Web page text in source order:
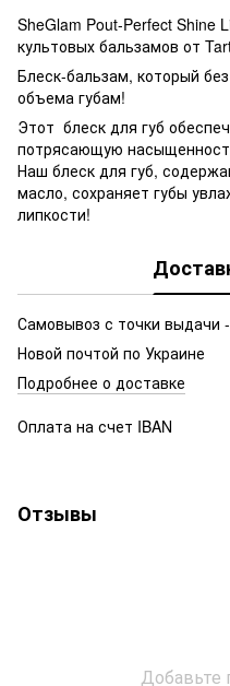
SheGlam Pout-Perfect Shine
культовых бальзамов от
Блеск-бальзам, который
объема губам!
Этот блеск для губ
потрясающую
Наш блеск для губ,
масло, сохраняет губы
липкости!
Самовывоз с точки выдачи
Новой почтой по Украине
Подробнее о доставке
Оплата на счет IBAN
Отзывы